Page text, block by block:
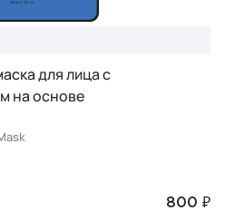
для лица с
на основе
800 ₽